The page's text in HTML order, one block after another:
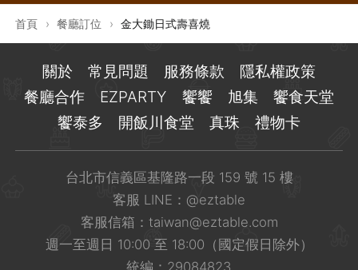
首頁 › 餐廳訂位 › 金大鋤日式壽喜燒
關於 常見問題 服務條款
隱私權政策
餐廳合作
EZPARTY 饗饗 旭集
饗食天堂
饗泰多
開飯川食堂 真珠 禮物卡
台北市信義區基隆路一段 159 號 15 樓
客服 LINE： @eztable
客服信箱： taiwan@eztable.com
週一至週日 10:00 至 18:00（國定假日除外）
統編：29084823